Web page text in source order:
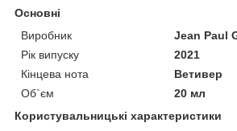
Основні
Виробник
Jean Paul
Рік випуску
2021
Кінцева нота
Ветивер
Об`єм
20 мл
Користувальницькі характеристики